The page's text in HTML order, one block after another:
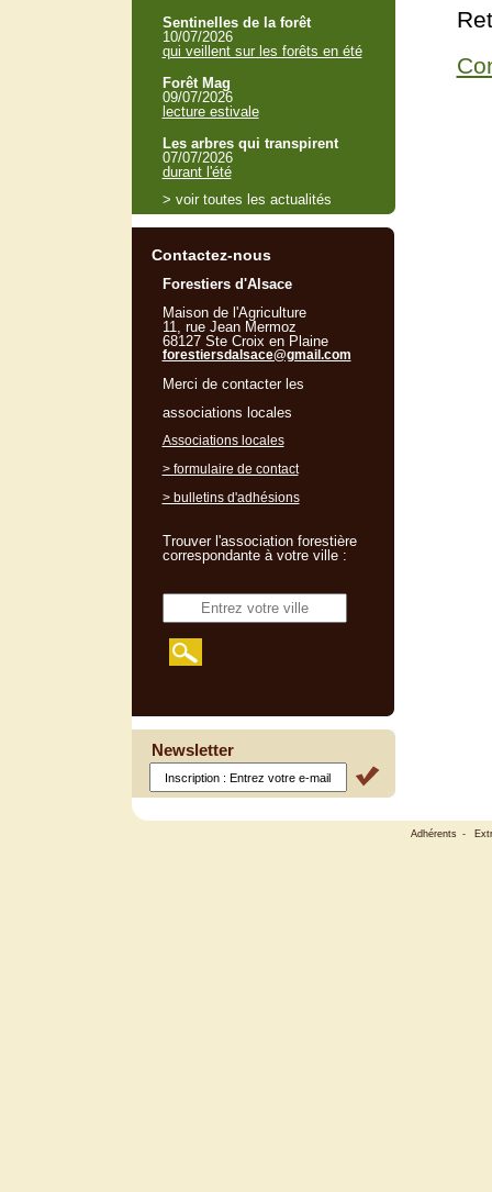
Sentinelles de la forêt
10/07/2026
qui veillent sur les forêts en été
Forêt Mag
09/07/2026
lecture estivale
Les arbres qui transpirent
07/07/2026
durant l'été
> voir toutes les actualités
Contactez-nous
Forestiers d'Alsace
Maison de l'Agriculture
11, rue Jean Mermoz
68127 Ste Croix en Plaine
forestiersdalsace@gmail.com
Merci de contacter les
associations locales
Associations locales
> formulaire de contact
> bulletins d'adhésions
Trouver l'association forestière
correspondante à votre ville :
Newsletter
Adhérents -